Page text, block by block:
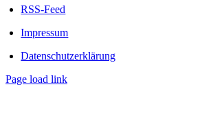
RSS-Feed
Impressum
Datenschutzerklärung
Page load link